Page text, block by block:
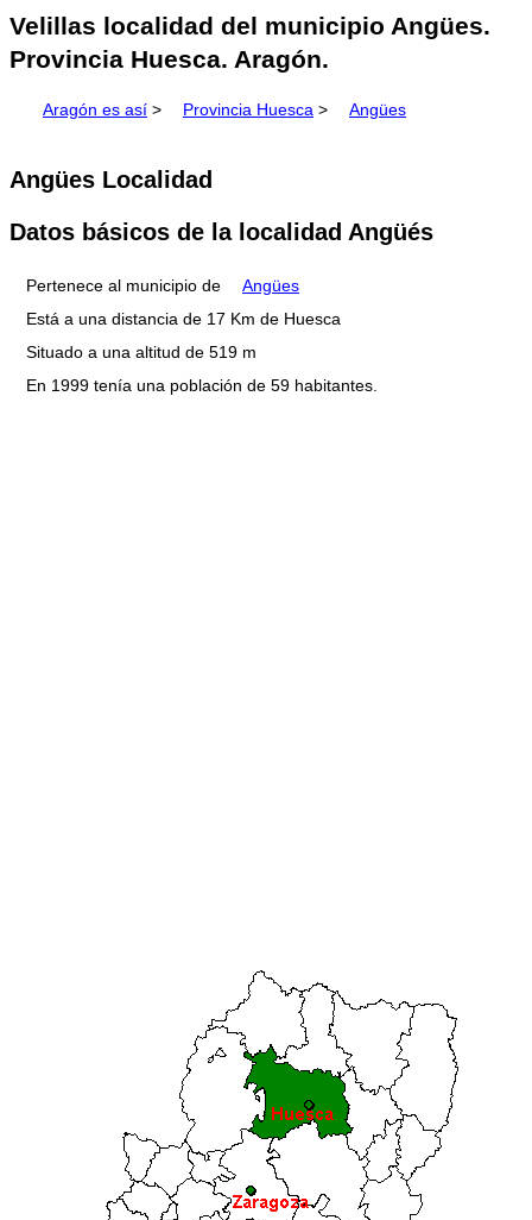
Velillas localidad del municipio Angües.
Provincia Huesca. Aragón.
Aragón es así > Provincia Huesca > Angües
Angües Localidad
Datos básicos de la localidad Angüés
Pertenece al municipio de
Angües
Está a una distancia de 17 Km de Huesca
Situado a una altitud de 519 m
En 1999 tenía una población de 59 habitantes.